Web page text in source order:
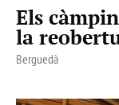
Els
la
Berguedà